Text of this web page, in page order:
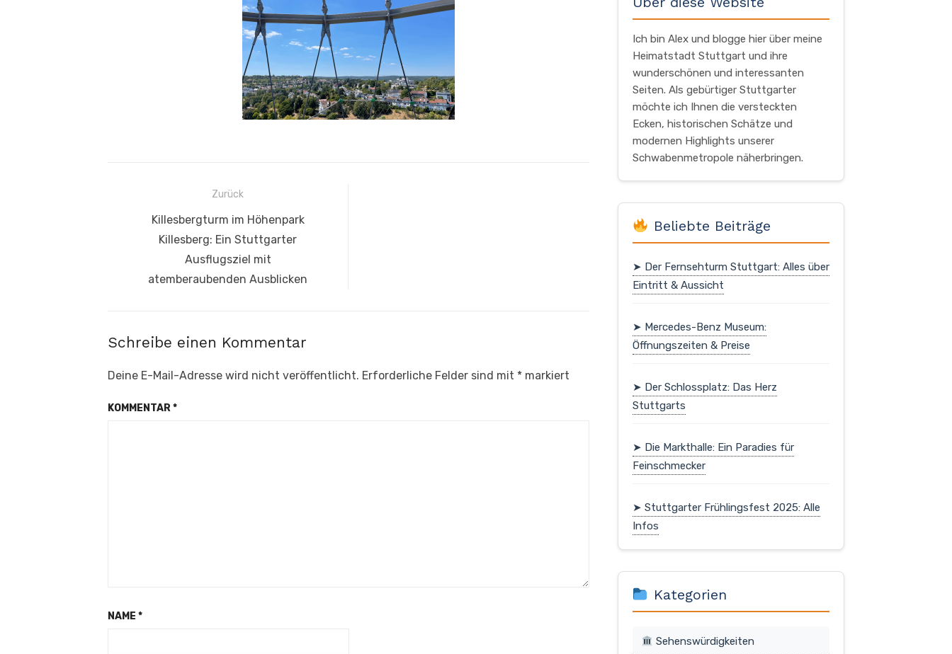
Beitragsnavigation
Zurück
Vorheriger
Beitrag:
Killesbergturm im Höhenpark
Killesberg: Ein Stuttgarter
Ausflugsziel mit
atemberaubenden Ausblicken
Schreibe einen Kommentar
Deine E-Mail-Adresse wird nicht veröffentlicht. Erforderliche Felder sind mit * markiert
KOMMENTAR*
NAME *
Ich bin Alex und blogge hier über meine
Heimatstadt Stuttgart und ihre
wunderschönen und interessanten
Seiten. Als gebürtiger Stuttgarter
möchte ich Ihnen die versteckten
Ecken, historischen Schätze und
modernen Highlights unserer
Schwabenmetropole näherbringen.
Beliebte Beiträge
➤ Der Fernsehturm Stuttgart: Alles über
Eintritt & Aussicht
➤ Mercedes-Benz Museum:
Öffnungszeiten & Preise
➤ Der Schlossplatz: Das Herz
Stuttgarts
➤ Die Markthalle: Ein Paradies für
Feinschmecker
➤ Stuttgarter Frühlingsfest 2025: Alle
Infos
Kategorien
Sehenswürdigkeiten